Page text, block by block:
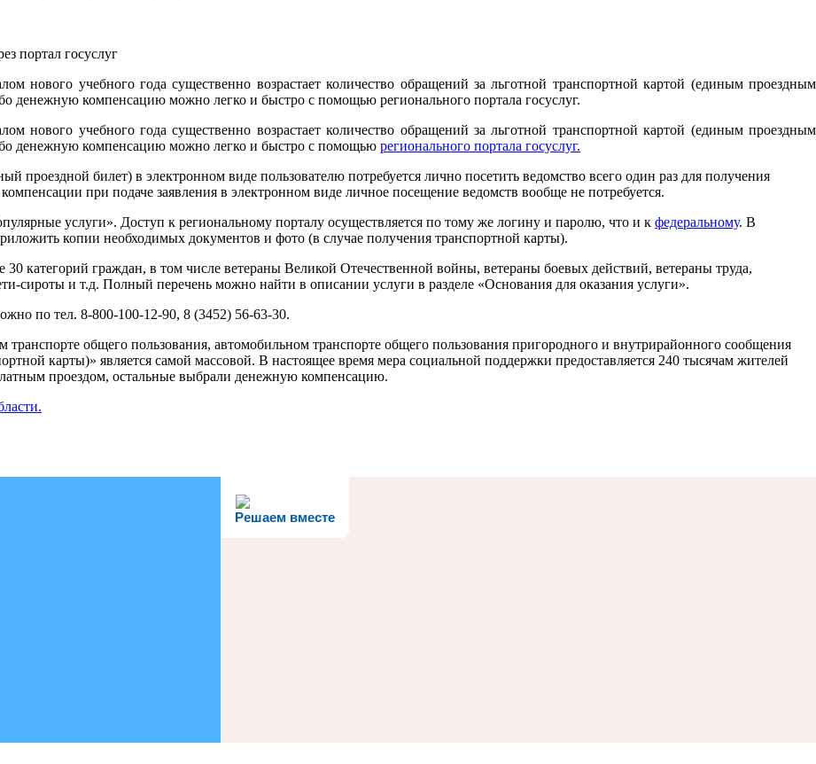
нового учебного года существенно возрастает количество обращений за льготной транспортной картой (единым проездным
денежную компенсацию можно легко и быстро с помощью регионального портала госуслуг.
нового учебного года существенно возрастает количество обращений за льготной транспортной картой (единым проездным
денежную компенсацию можно легко и быстро с помощью регионального портала госуслуг.
проездной билет) в электронном виде пользователю потребуется лично посетить ведомство всего один раз для получения
при подаче заявления в электронном виде личное посещение ведомств вообще не потребуется.
услуги». Доступ к региональному порталу осуществляется по тому же логину и паролю, что и к федеральному. В
копии необходимых документов и фото (в случае получения транспортной карты).
категорий граждан, в том числе ветераны Великой Отечественной войны, ветераны боевых действий, ветераны труда,
сироты и т.д. Полный перечень можно найти в описании услуги в разделе «Основания для оказания услуги».
по тел. 8-800-100-12-90, 8 (3452) 56-63-30.
транспорте общего пользования, автомобильном транспорте общего пользования пригородного и внутрирайонного сообщения
карты)» является самой массовой. В настоящее время мера социальной поддержки предоставляется 240 тысячам жителей
проездом, остальные выбрали денежную компенсацию.
Решаем вместе